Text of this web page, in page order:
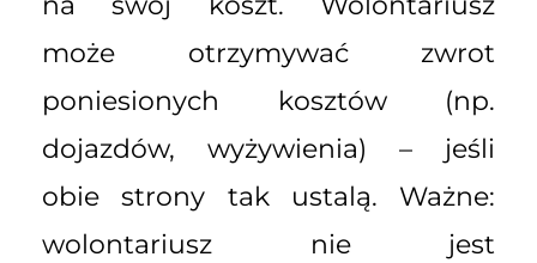
może otrzymywać zwrot
poniesionych kosztów (np.
dojazdów, wyżywienia) – jeśli
obie strony tak ustalą. Ważne:
wolontariusz nie jest